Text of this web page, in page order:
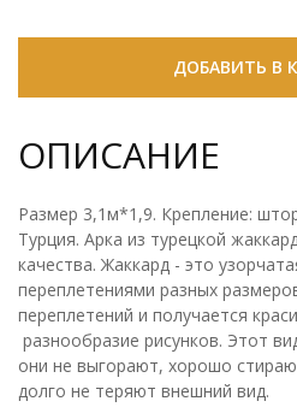
ДОБАВИТЬ В
ОПИСАНИЕ
Размер 3,1м*1,9. Крепление:
Турция. Арка из турецкой
качества. Жаккард - это
переплетениями разных
переплетений и получается
разнообразие рисунков. Этот
они не выгорают, хорошо
долго не теряют внешний вид.